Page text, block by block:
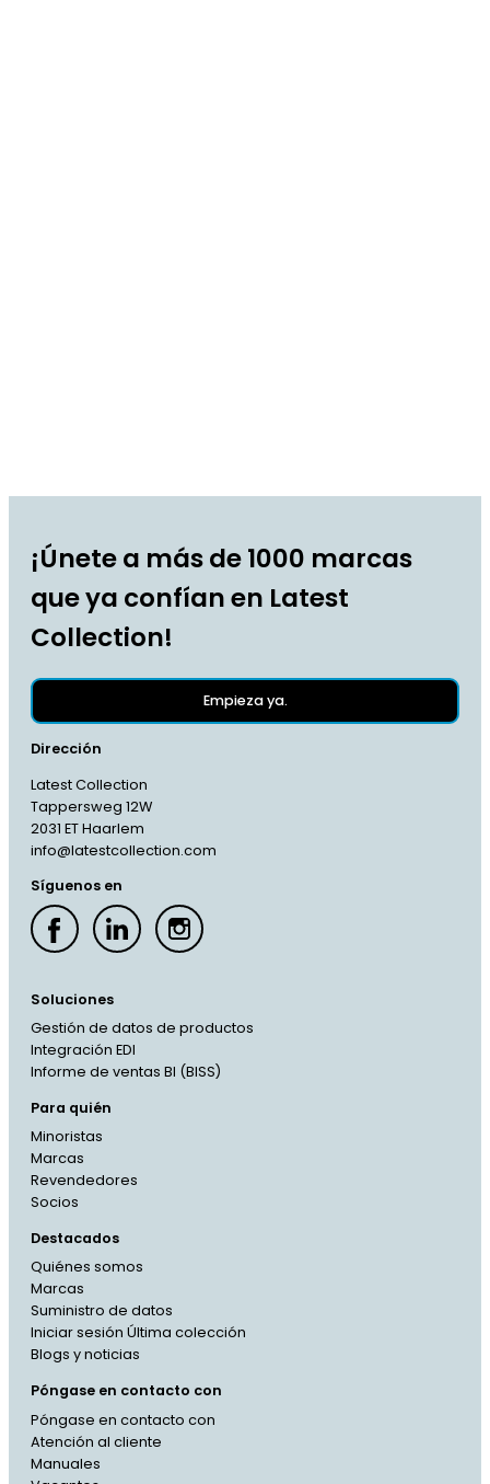
¡Únete a más de 1000 marcas
que ya confían en Latest
Collection!
Empieza ya.
Dirección
Latest Collection
Tappersweg 12W
2031 ET Haarlem
info@latestcollection.com
Síguenos en
Soluciones
Gestión de datos de productos
Integración EDI
Informe de ventas BI (BISS)
Para quién
Minoristas
Marcas
Revendedores
Socios
Destacados
Quiénes somos
Marcas
Suministro de datos
Iniciar sesión Última colección
Blogs y noticias
Póngase en contacto con
Póngase en contacto con
Atención al cliente
Manuales